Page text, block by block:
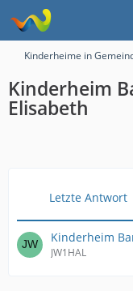
Kinderheime in
Kinderheim
Elisabeth
Letzte Antwort
Kinderheim
JW1HAL